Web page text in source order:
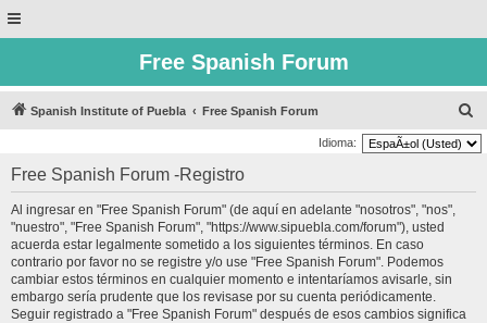
Free Spanish Forum
Spanish Institute of Puebla Free Spanish Forum
u
Idioma:
Free Spanish Forum -Registro
Al ingresar en "Free Spanish Forum" (de aquí en adelante "nosotros", "nos",
"nuestro", "Free Spanish Forum", "https://www.sipuebla.com/forum"), usted
acuerda estar legalmente sometido a los siguientes términos. En caso
contrario por favor no se registre y/o use "Free Spanish Forum". Podemos
cambiar estos términos en cualquier momento e intentaríamos avisarle, sin
embargo sería prudente que los revisase por su cuenta periódicamente.
Seguir registrado a "Free Spanish Forum" después de esos cambios significa